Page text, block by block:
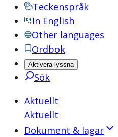
Teckenspråk
In English
Other languages
Ordbok
Aktivera lyssna
Sök
Aktuellt
Aktuellt
Dokument & lagar